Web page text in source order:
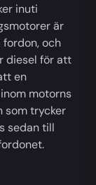
inuti
är
och
diesel för att
en
motorns
som trycker
sedan till